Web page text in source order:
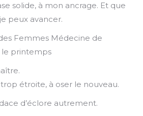
solide, à mon ancrage. Et que
peux avancer.
Femmes Médecine de
le printemps
étroite, à oser le nouveau.
d’éclore autrement.